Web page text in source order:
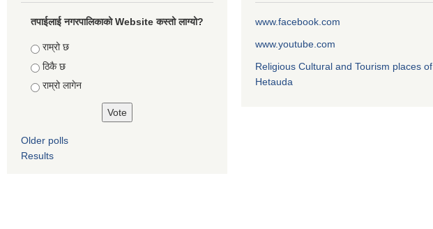
तपाईलाई नगरपालिकाको Website कस्तो लाग्यो?
Choices
राम्रो छ
ठिकै छ
राम्रो लागेन
Older polls
Results
www.facebook.com
www.youtube.com
Religious Cultural and Tourism places of
Hetauda